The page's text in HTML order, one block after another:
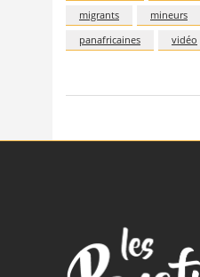
migrants
mineurs
panafricaines
vidéo